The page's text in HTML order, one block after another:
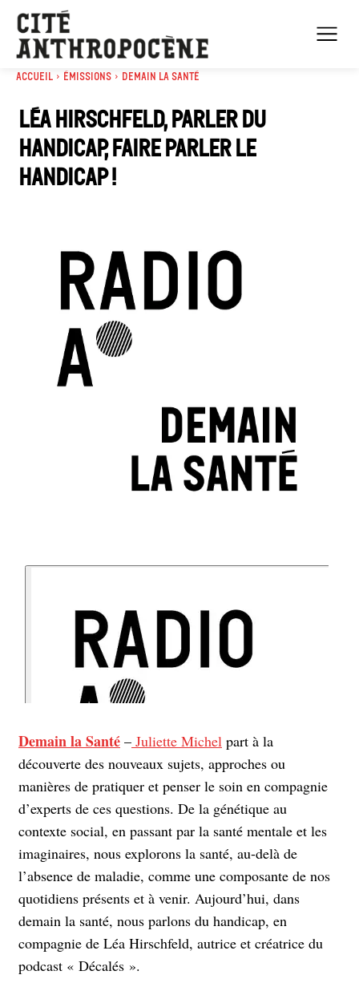
Accueil Émissions Demain la santé
Léa Hirschfeld, Parler du
handicap, faire parler le
handicap !
Demain la Santé – Juliette Michel part à la
découverte des nouveaux sujets, approches ou
manières de pratiquer et penser le soin en compagnie
d’experts de ces questions. De la génétique au
contexte social, en passant par la santé mentale et les
imaginaires, nous explorons la santé, au-delà de
l’absence de maladie, comme une composante de nos
quotidiens présents et à venir. Aujourd’hui, dans
demain la santé, nous parlons du handicap, en
compagnie de Léa Hirschfeld, autrice et créatrice du
podcast « Décalés ».